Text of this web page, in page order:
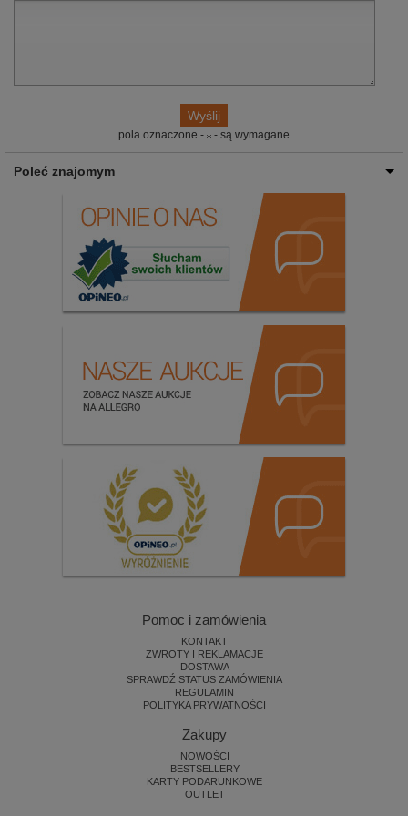
pola oznaczone - - są wymagane
Poleć znajomym
Pomoc i zamówienia
KONTAKT
ZWROTY I REKLAMACJE
DOSTAWA
SPRAWDŹ STATUS ZAMÓWIENIA
REGULAMIN
POLITYKA PRYWATNOŚCI
Zakupy
NOWOŚCI
BESTSELLERY
KARTY PODARUNKOWE
OUTLET